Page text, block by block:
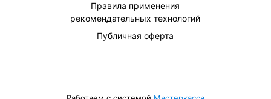
Правила применения
рекомендательных технологий
Публичная оферта